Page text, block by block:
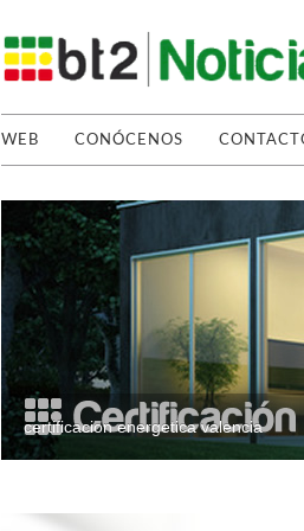
WEB CONÓCENOS
certificacion energetica valencia